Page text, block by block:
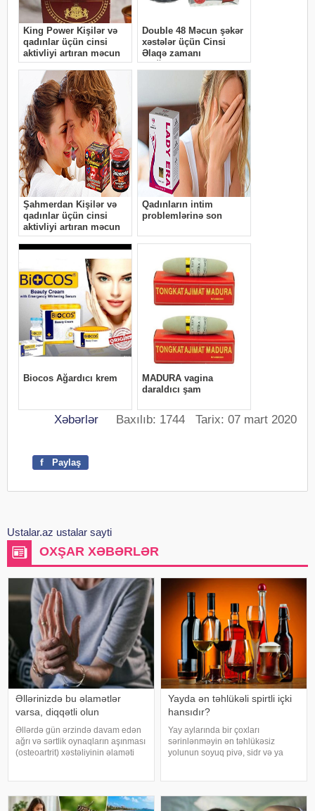
Xəbərlər Baxılıb: 1744 Tarix: 07 mart 2020
f Paylaş
Ustalar.az ustalar sayti
OXŞAR XƏBƏRLƏR
Əllərinizdə bu əlamətlər
varsa, diqqətli olun
Əllərdə gün ərzində davam edən
ağrı və sərtlik oynaqların aşınması
(osteoartrit) xəstəliyinin əlaməti
yaranır. xəbər verir ki
Yayda ən təhlükəli spirtli içki
hansıdır?
Yay aylarında bir çoxları
sərinlənməyin ən təhlükəsiz
yolunun soyuq pivə, sidr və ya
az alkoqollu içkilər çox vaxt
zərərsi